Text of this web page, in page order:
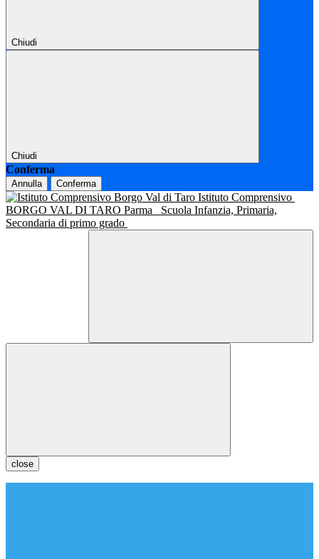
Chiudi
Chiudi
Conferma
Annulla Conferma
Istituto Comprensivo
BORGO VAL DI TARO Parma
Scuola Infanzia, Primaria,
Secondaria di primo grado
close